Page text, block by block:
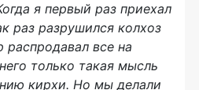
я первый раз приехал
раз разрушился колхоз
распродавал все на
только такая мысль
кирхи. Но мы делали